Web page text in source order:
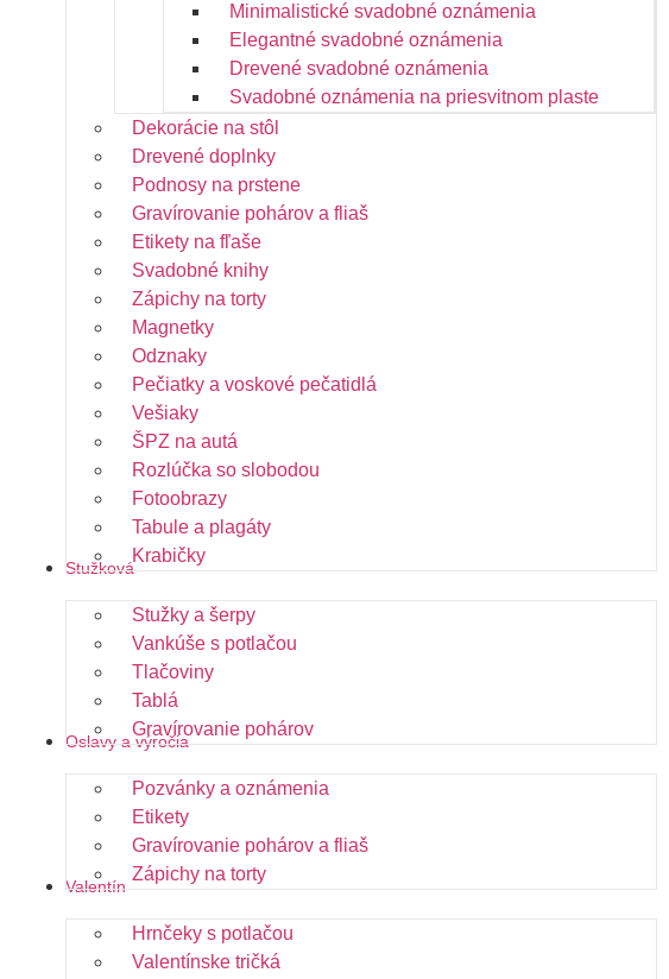
Minimalistické svadobné oznámenia
Elegantné svadobné oznámenia
Drevené svadobné oznámenia
Svadobné oznámenia na priesvitnom plaste
Dekorácie na stôl
Drevené doplnky
Podnosy na prstene
Gravírovanie pohárov a fliaš
Etikety na fľaše
Svadobné knihy
Zápichy na torty
Magnetky
Odznaky
Pečiatky a voskové pečatidlá
Vešiaky
ŠPZ na autá
Rozlúčka so slobodou
Fotoobrazy
Tabule a plagáty
Krabičky
Stužková
Stužky a šerpy
Vankúše s potlačou
Tlačoviny
Tablá
Gravírovanie pohárov
Oslavy a výročia
Pozvánky a oznámenia
Etikety
Gravírovanie pohárov a fliaš
Zápichy na torty
Valentín
Hrnčeky s potlačou
Valentínske tričká